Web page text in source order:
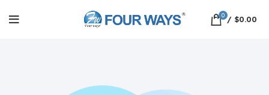
0 / $0.00